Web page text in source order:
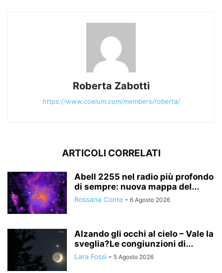
Roberta Zabotti
https://www.coelum.com/members/roberta/
ARTICOLI CORRELATI
Abell 2255 nel radio più profondo
di sempre: nuova mappa del...
Rossana Conte - 6 Agosto 2026
Alzando gli occhi al cielo – Vale la
sveglia?Le congiunzioni di...
Lara Fossi - 5 Agosto 2026